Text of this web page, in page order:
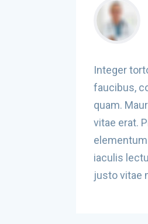
Integer
faucibus,
quam.
vitae erat.
iaculis
justo vitae